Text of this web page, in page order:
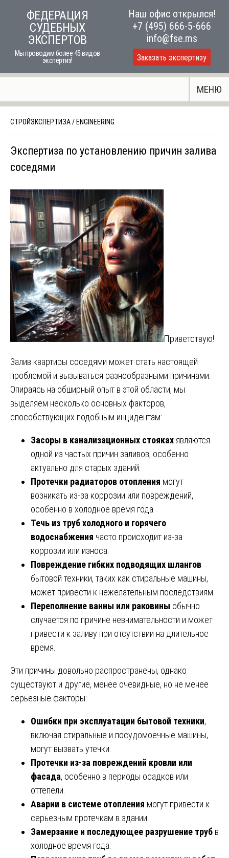
ФЕДЕРАЦИЯ
СУДЕБНЫХ
ЭКСПЕРТОВ
Мы проводим более 45 видов
экспертиз!
Наш офис открылся!
+7 (495) 666-5-666
info@fse.ms
Заказать экспертизу
МЕНЮ
СТРОЙЭКСПЕРТИЗА/ ENGINEERING
Экспертиза по установлению причин залива
соседями
Приветствую!
Залив квартиры соседями может стать настоящей
проблемой и вызываться разнообразными причинами.
Опираясь на обширный опыт в этой области, мы
выделяем несколько основных факторов,
способствующих подобным инцидентам:
Засоры в канализационных стояках являются
одной из частых причин заливов, особенно
актуально для старых зданий.
Протечки радиаторов отопления могут
возникать из-за коррозии или повреждений,
особенно в холодное время года.
Течь из труб холодного и горячего
водоснабжения часто происходит из-за
коррозии или износа.
Повреждение гибких подводящих шлангов
бытовой техники, таких как стиральные машины,
может привести к нежелательным последствиям.
Переполнение ванны или раковины обычно
случается по причине невнимательности и может
привести к заливу при отсутствии на длительное
время.
Эти причины довольно распространены, однако
существуют и другие, менее очевидные, но не менее
серьезные факторы:
Ошибки при эксплуатации бытовой техники,
включая стиральные и посудомоечные машины,
могут вызвать утечки.
Протечки из-за повреждений кровли или
фасада, особенно в периоды осадков или
оттепели.
Аварии в системе отопления могут привести к
серьезным протечкам в здании.
Замерзание и последующее разрушение труб в
холодное время года.